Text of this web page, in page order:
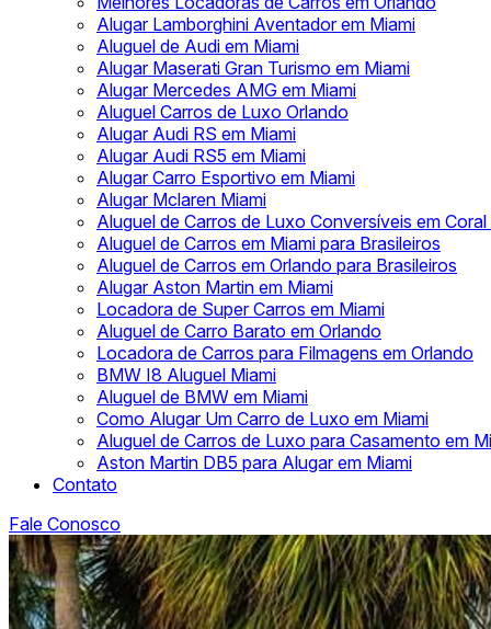
Alugar Lamborghini Aventador em Miami
Aluguel de Audi em Miami
Alugar Maserati Gran Turismo em Miami
Alugar Mercedes AMG em Miami
Aluguel Carros de Luxo Orlando
Alugar Audi RS em Miami
Alugar Audi RS5 em Miami
Alugar Carro Esportivo em Miami
Alugar Mclaren Miami
Aluguel de Carros de Luxo Conversíveis em Coral
Aluguel de Carros em Miami para Brasileiros
Aluguel de Carros em Orlando para Brasileiros
Alugar Aston Martin em Miami
Locadora de Super Carros em Miami
Aluguel de Carro Barato em Orlando
Locadora de Carros para Filmagens em Orlando
BMW I8 Aluguel Miami
Aluguel de BMW em Miami
Como Alugar Um Carro de Luxo em Miami
Aluguel de Carros de Luxo para Casamento em
Aston Martin DB5 para Alugar em Miami
Contato
Fale Conosco